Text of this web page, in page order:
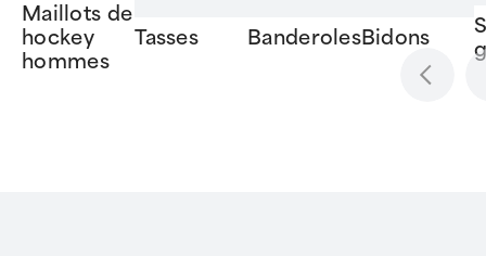
Maillots de
hockey
hommes
Tasses BanderolesBidons